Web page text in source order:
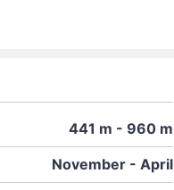
441 m - 960 m
November - April